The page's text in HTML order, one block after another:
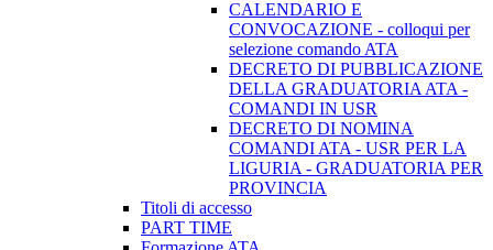
CALENDARIO E
CONVOCAZIONE - colloqui per
selezione comando ATA
DECRETO DI PUBBLICAZIONE
DELLA GRADUATORIA ATA -
COMANDI IN USR
DECRETO DI NOMINA
COMANDI ATA - USR PER LA
LIGURIA - GRADUATORIA PER
PROVINCIA
Titoli di accesso
PART TIME